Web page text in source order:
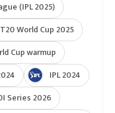
(IPL 2025)
World Cup 2025
Cup warmup
IPL 2024
Series 2026